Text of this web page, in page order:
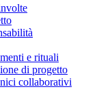
e rituali
di progetto
collaborativi